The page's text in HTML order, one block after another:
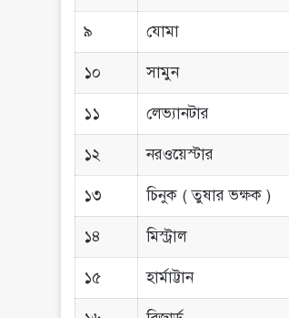
৯ যোমা
১০ সামুন
১১ লেভ্যানটার
১২ নরওয়েস্টার
১৩ চিনুক ( তুষার ভক্ষক )
১৪ মিস্ট্রাল
১৫ হার্মাট্টান